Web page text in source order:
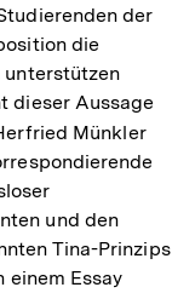
der
die
unterstützen
dieser Aussage
Münkler
und den
Tina-Prinzips
einem Essay